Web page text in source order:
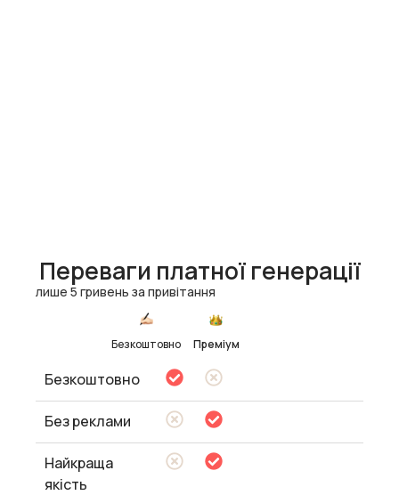
Переваги платної генерації
лише 5 гривень за привітання
Безкоштовно Преміум
Безкоштовно
Без реклами
Найкраща
якість